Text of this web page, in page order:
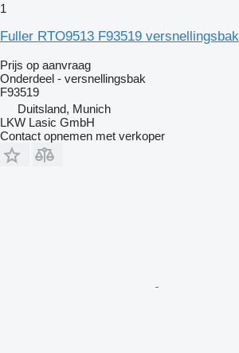
1
Fuller RTO9513 F93519
Prijs op aanvraag
Onderdeel - versnellingsbak
F93519
Duitsland, Munich
LKW Lasic GmbH
Contact opnemen met verkoper